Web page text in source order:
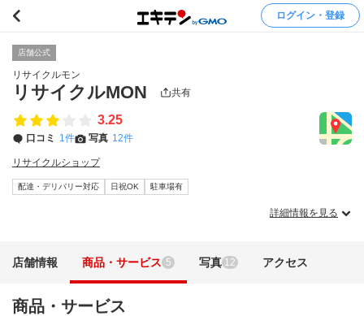
ログイン・登録
店舗公式
リサイクルモン
リサイクルMON 共有
3.25
口コミ 1件 写真 12件
リサイクルショップ
配達・デリバリー対応 日祝OK 駐車場有
詳細情報を見る
店舗情報 商品・サービス 5 写真 12 アクセス
商品・サービス